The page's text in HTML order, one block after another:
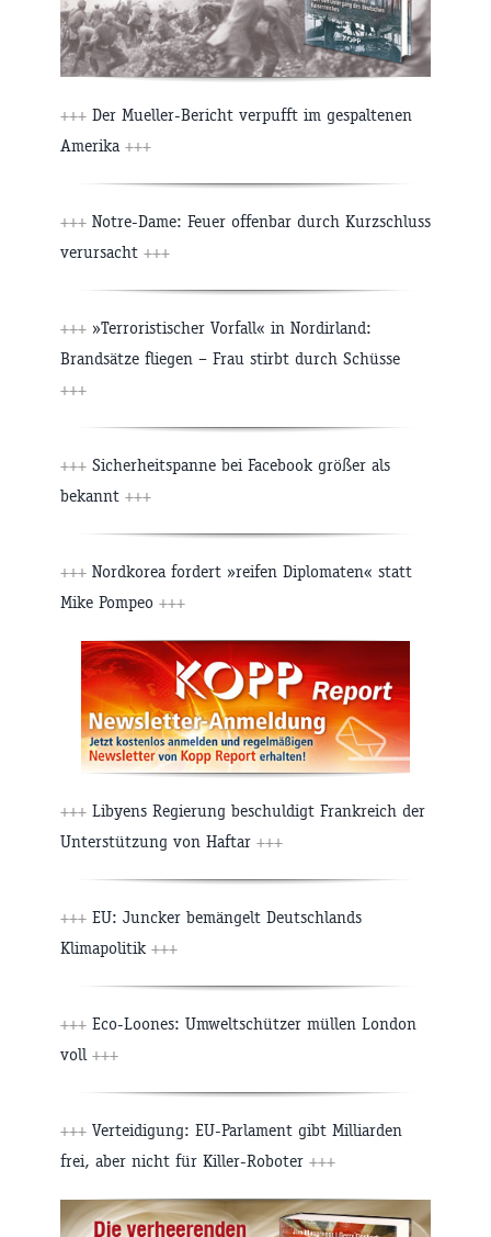
+++ Der Mueller-Bericht verpufft im gespaltenen
Amerika +++
+++ Notre-Dame: Feuer offenbar durch Kurzschluss
verursacht +++
+++ »Terroristischer Vorfall« in Nordirland:
Brandsätze fliegen – Frau stirbt durch Schüsse
+++
+++ Sicherheitspanne bei Facebook größer als
bekannt +++
+++ Nordkorea fordert »reifen Diplomaten« statt
Mike Pompeo +++
+++ Libyens Regierung beschuldigt Frankreich der
Unterstützung von Haftar +++
+++ EU: Juncker bemängelt Deutschlands
Klimapolitik +++
+++ Eco-Loones: Umweltschützer müllen London
voll +++
+++ Verteidigung: EU-Parlament gibt Milliarden
frei, aber nicht für Killer-Roboter +++